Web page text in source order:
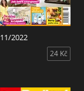
11/2022
24 Kč